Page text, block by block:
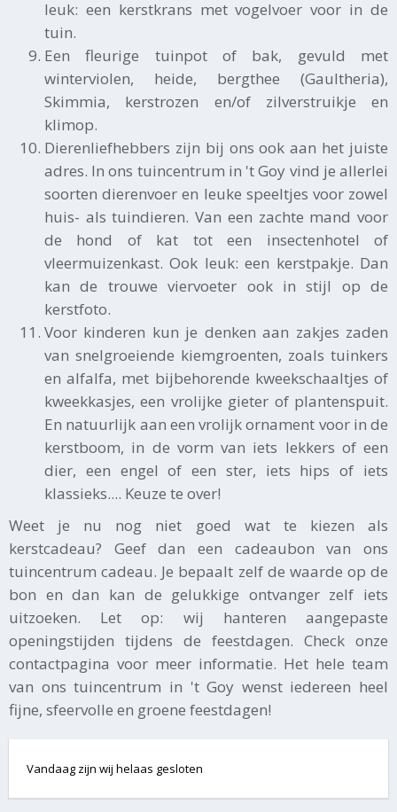
leuk: een kerstkrans met vogelvoer voor in de
tuin.
Een fleurige tuinpot of bak, gevuld met
winterviolen, heide, bergthee (Gaultheria),
Skimmia, kerstrozen en/of zilverstruikje en
klimop.
Dierenliefhebbers zijn bij ons ook aan het juiste
adres. In ons tuincentrum in 't Goy vind je allerlei
soorten dierenvoer en leuke speeltjes voor zowel
huis- als tuindieren. Van een zachte mand voor
de hond of kat tot een insectenhotel of
vleermuizenkast. Ook leuk: een kerstpakje. Dan
kan de trouwe viervoeter ook in stijl op de
kerstfoto.
Voor kinderen kun je denken aan zakjes zaden
van snelgroeiende kiemgroenten, zoals tuinkers
en alfalfa, met bijbehorende kweekschaaltjes of
kweekkasjes, een vrolijke gieter of plantenspuit.
En natuurlijk aan een vrolijk ornament voor in de
kerstboom, in de vorm van iets lekkers of een
dier, een engel of een ster, iets hips of iets
klassieks.... Keuze te over!
Weet je nu nog niet goed wat te kiezen als
kerstcadeau? Geef dan een cadeaubon van ons
tuincentrum cadeau. Je bepaalt zelf de waarde op de
bon en dan kan de gelukkige ontvanger zelf iets
uitzoeken. Let op: wij hanteren aangepaste
openingstijden tijdens de feestdagen. Check onze
contactpagina voor meer informatie. Het hele team
van ons tuincentrum in 't Goy wenst iedereen heel
fijne, sfeervolle en groene feestdagen!
Vandaag zijn wij helaas gesloten